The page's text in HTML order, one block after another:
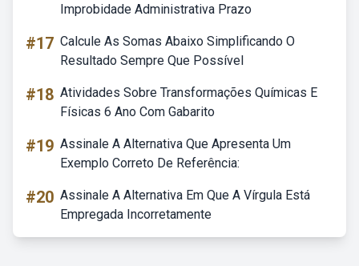
Improbidade Administrativa Prazo
#17 Calcule As Somas Abaixo Simplificando O
Resultado Sempre Que Possível
#18 Atividades Sobre Transformações Químicas E
Físicas 6 Ano Com Gabarito
#19 Assinale A Alternativa Que Apresenta Um
Exemplo Correto De Referência:
#20 Assinale A Alternativa Em Que A Vírgula Está
Empregada Incorretamente